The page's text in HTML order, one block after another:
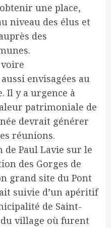
une place,
niveau des élus et
des
envisagées au
Il y a urgence à
patrimoniale de
devrait générer
réunions.
Paul Lavie sur le
des Gorges de
grand site du Pont
suivie d’un apéritif
de Saint-
du village où furent